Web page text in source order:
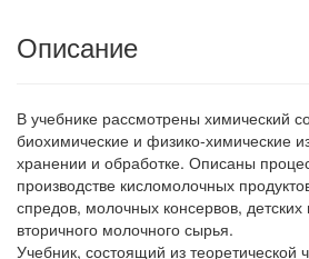
Описание
В учебнике рассмотрены химический
биохимические и физико-химические
хранении и обработке. Описаны
производстве кисломолочных
спредов, молочных консервов, детских
вторичного молочного сырья.
Учебник, состоящий из теоретической